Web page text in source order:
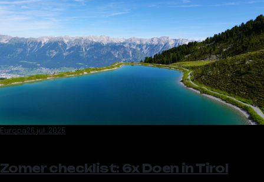
Europa26 jul. 2025
Zomer checklist: 6x Doen in Tirol